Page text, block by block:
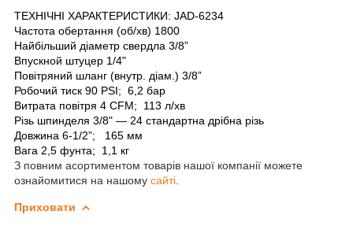
ТЕХНІЧНІ ХАРАКТЕРИСТИКИ: JAD-6234
Частота обертання (об/хв) 1800
Найбільший діаметр свердла 3/8”
Впускной штуцер 1/4"
Повітряний шланг (внутр. діам.) 3/8”
Робочий тиск 90 PSI; 6,2 бар
Витрата повітря 4 CFM; 113 л/хв
Різь шпинделя 3/8" — 24 стандартна дрібна різь
Довжина 6-1/2”; 165 мм
Вага 2,5 фунта; 1,1 кг
З повним асортиментом товарів нашої компанії можете
ознайомитися на нашому сайті
Приховати